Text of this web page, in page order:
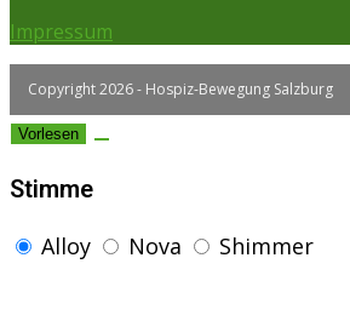
Impressum
Copyright 2026 - Hospiz-Bewegung Salzburg
Vorlesen
Stimme
Alloy
Nova Shimmer